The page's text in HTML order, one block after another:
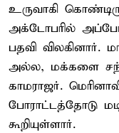
உருவாகி
அக்டோபரில்
பதவி விலகினார்.
அல்ல, மக்களை
காமராஜர்.
போராட்டத்தோடு
கூறியுள்ளார்.